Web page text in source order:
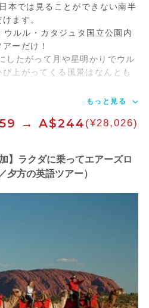
本では見ることができない南半
ます。
ルル・カタジュタ国立公園内
ーだけ！
したがって月や星明かりでウル
上がってくる風景はなんとも
もっと見る
→ A$244 (¥28,026)
】ラクダに乗ってエアーズロ
夕方の英語ツアー）